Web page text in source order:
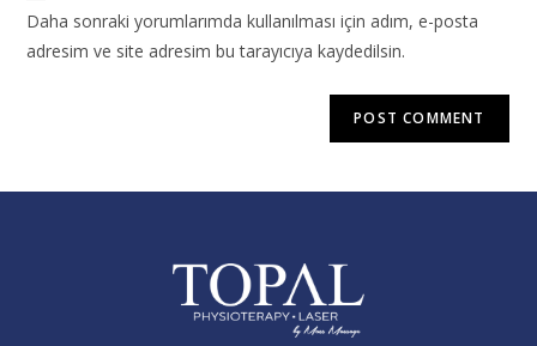
Daha sonraki yorumlarımda kullanılması için adım, e-posta
adresim ve site adresim bu tarayıcıya kaydedilsin.